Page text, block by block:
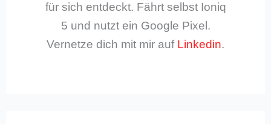
für sich entdeckt. Fährt selbst Ioniq
5 und nutzt ein Google Pixel.
Vernetze dich mit mir auf Linkedin.